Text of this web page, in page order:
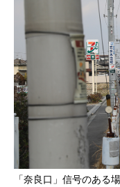
「奈良口」信号のある